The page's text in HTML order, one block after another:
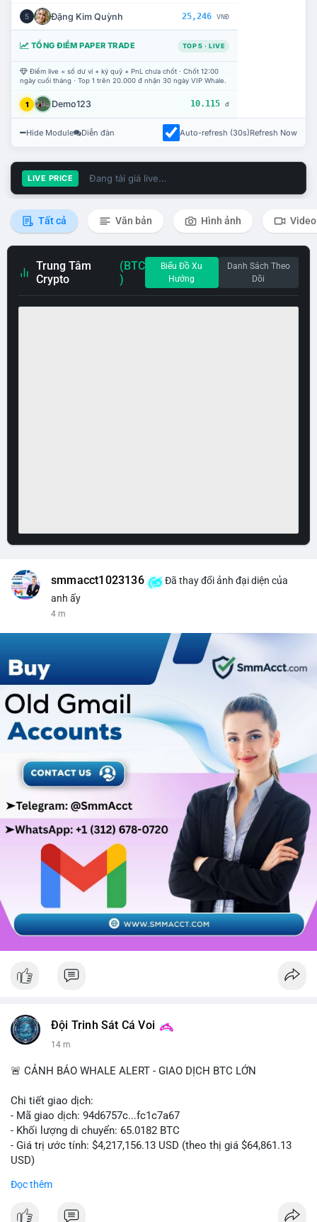
5 Đặng Kim Quỳnh 25,246 VNĐ
TỔNG ĐIỂM PAPER TRADE TOP 5 · LIVE
Điểm live = số dư ví + ký quỹ + PnL chưa chốt · Chốt 12:00
ngày cuối tháng · Top 1 trên 20.000 đ nhận 30 ngày VIP Whale.
1 Demo123 10.115 đ
Hide Module Diễn đàn Auto-refresh (30s)Refresh Now
LIVE PRICE Đang tải giá live...
Tất cả Văn bản Hình ảnh Video
Trung Tâm
Crypto
(BTC
)
Biểu Đồ Xu
Hướng
Danh Sách Theo
Dõi
smmacct1023136
Đã thay đổi ảnh đại diện của
anh ấy
4 m
Đội Trinh Sát Cá Voi
14 m
🚨 CẢNH BÁO WHALE ALERT - GIAO DỊCH BTC LỚN
Chi tiết giao dịch:
- Mã giao dịch: 94d6757c...fc1c7a67
- Khối lượng di chuyển: 65.0182 BTC
- Giá trị ước tính: $4,217,156.13 USD (theo thị giá $64,861.13
USD)
Đọc thêm